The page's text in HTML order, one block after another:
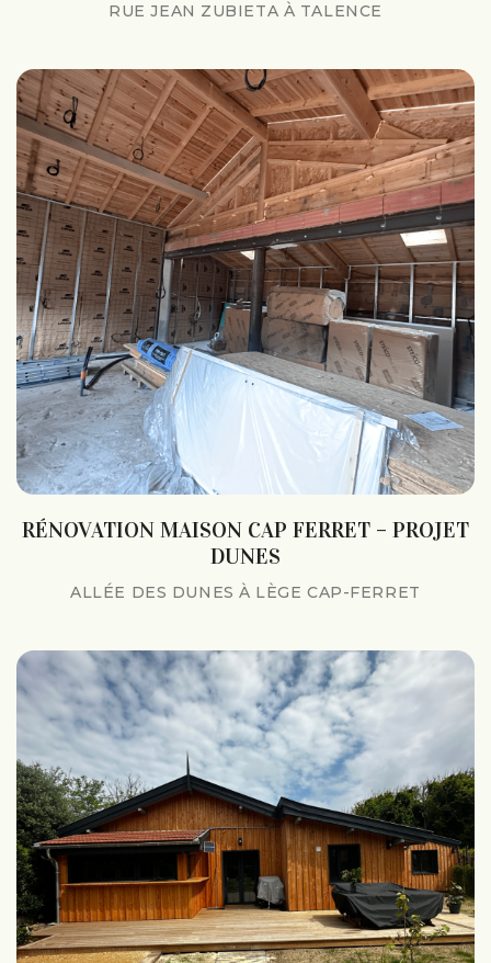
RUE JEAN ZUBIETA À TALENCE
RÉNOVATION MAISON CAP FERRET – PROJET
DUNES
ALLÉE DES DUNES À LÈGE CAP-FERRET